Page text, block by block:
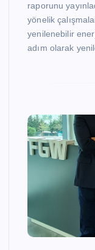
raporunu
yönelik
yenilenebilir
adım olarak